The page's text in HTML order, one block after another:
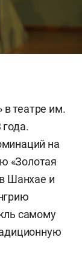
театре им.
на
«Золотая
Шанхае и
самому